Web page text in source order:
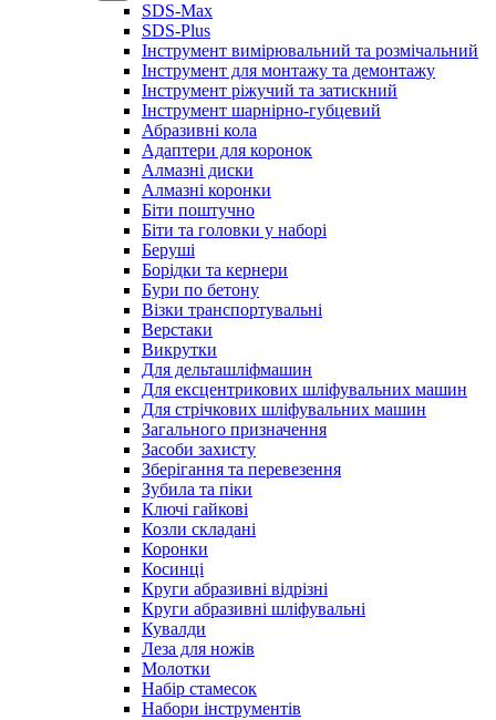
SDS-Max
SDS-Plus
Інструмент вимірювальний та розмічальний
Інструмент для монтажу та демонтажу
Інструмент ріжучий та затискний
Інструмент шарнірно-губцевий
Абразивні кола
Адаптери для коронок
Алмазні диски
Алмазні коронки
Біти поштучно
Біти та головки у наборі
Беруші
Борідки та кернери
Бури по бетону
Візки транспортувальні
Верстаки
Викрутки
Для дельташліфмашин
Для ексцентрикових шліфувальних машин
Для стрічкових шліфувальних машин
Загального призначення
Засоби захисту
Зберігання та перевезення
Зубила та піки
Ключі гайкові
Козли складані
Коронки
Косинці
Круги абразивні відрізні
Круги абразивні шліфувальні
Кувалди
Леза для ножів
Молотки
Набір стамесок
Набори інструментів